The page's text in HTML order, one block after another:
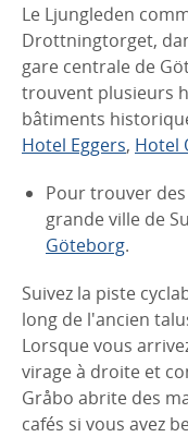
Le Ljungleden
Drottningtorget,
gare centrale de
trouvent plusieurs
bâtiments
Hotel Eggers, Hotel
Pour trouver
grande ville de
Göteborg.
Suivez la piste
long de l'ancien
Lorsque vous
virage à droite et
Gråbo abrite des
cafés si vous avez